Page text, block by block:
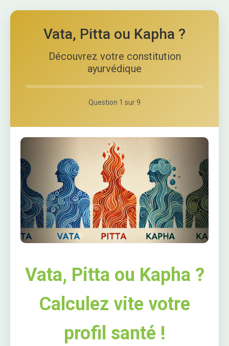
Vata, Pitta ou Kapha ?
Découvrez votre constitution
ayurvédique
Question 1 sur 9
Vata, Pitta ou Kapha ?
Calculez vite votre
profil santé !